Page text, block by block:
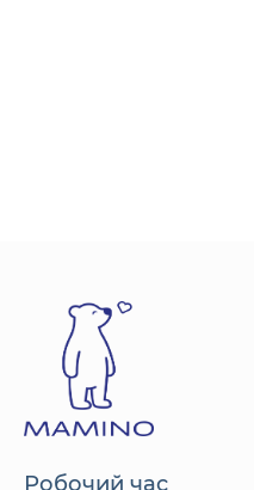
Робочий час